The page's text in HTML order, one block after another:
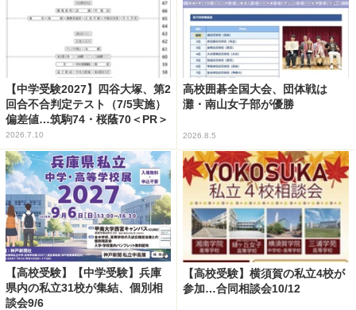
【中学受験2027】四谷大塚、第2
回合不合判定テスト（7/5実施）
偏差値…筑駒74・桜蔭70＜PR＞
2026.7.10
高校囲碁全国大会、団体戦は
灘・南山女子部が優勝
2026.8.5
【高校受験】【中学受験】兵庫
県内の私立31校が集結、個別相
談会9/6
【高校受験】横須賀の私立4校が
参加…合同相談会10/12